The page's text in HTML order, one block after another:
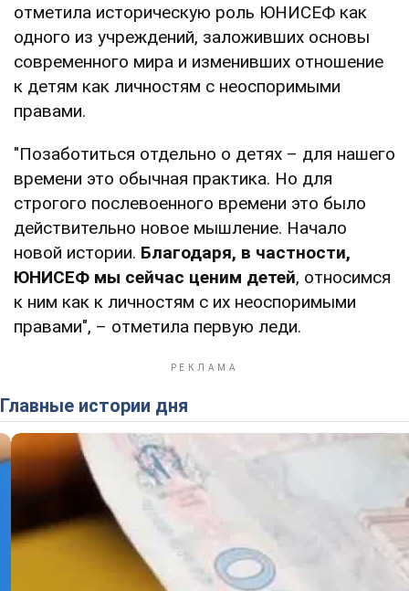
отметила историческую роль ЮНИСЕФ как
одного из учреждений, заложивших основы
современного мира и изменивших отношение
к детям как личностям с неоспоримыми
правами.
"Позаботиться отдельно о детях – для нашего
времени это обычная практика. Но для
строгого послевоенного времени это было
действительно новое мышление. Начало
новой истории. Благодаря, в частности,
ЮНИСЕФ мы сейчас ценим детей, относимся
к ним как к личностям с их неоспоримыми
правами", – отметила первую леди.
Главные истории дня